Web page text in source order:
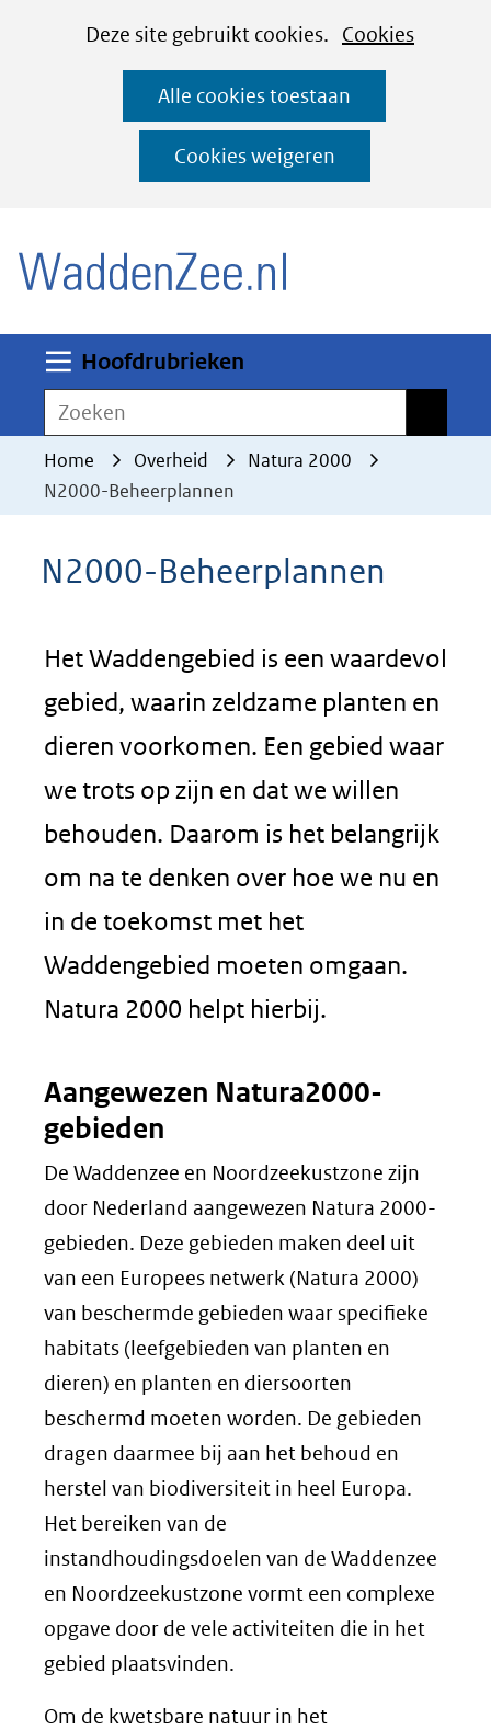
CookiesDeze site gebruikt cookies. Cookies
deze
worden
toegestaan
geweigerd.
Alle cookies toestaan
Cookies weigeren
Ga
naar
de
inhoud
Hoofdrubrieken
Zoeken
Home Overheid
Natura 2000
N2000-Beheerplannen
N2000-Beheerplannen
Het Waddengebied is een waardevol
gebied, waarin zeldzame planten en
dieren voorkomen. Een gebied waar
we trots op zijn en dat we willen
behouden. Daarom is het belangrijk
om na te denken over hoe we nu en
in de toekomst met het
Waddengebied moeten omgaan.
Natura 2000 helpt hierbij.
Aangewezen Natura2000-
gebieden
De Waddenzee en Noordzeekustzone zijn
door Nederland aangewezen Natura 2000-
gebieden. Deze gebieden maken deel uit
van een Europees netwerk (Natura 2000)
van beschermde gebieden waar specifieke
habitats (leefgebieden van planten en
dieren) en planten en diersoorten
beschermd moeten worden. De gebieden
dragen daarmee bij aan het behoud en
herstel van biodiversiteit in heel Europa.
Het bereiken van de
instandhoudingsdoelen van de Waddenzee
en Noordzeekustzone vormt een complexe
opgave door de vele activiteiten die in het
gebied plaatsvinden.
Om de kwetsbare natuur in het